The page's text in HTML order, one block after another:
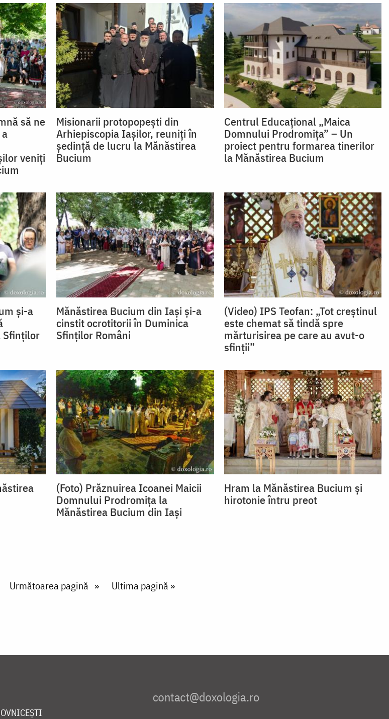
să ne
veniți
Misionarii protopopești din
Arhiepiscopia Iașilor, reuniți în
ședință de lucru la Mănăstirea
Bucium
Centrul Educațional „Maica
Domnului Prodromița” – Un
proiect pentru formarea tinerilor
la Mănăstirea Bucium
și-a
Sfinților
Mănăstirea Bucium din Iași și-a
cinstit ocrotitorii în Duminica
Sfinților Români
(Video) IPS Teofan: „Tot creștinul
este chemat să tindă spre
mărturisirea pe care au avut-o
sfinții”
(Foto) Prăznuirea Icoanei Maicii
Domnului Prodromița la
Mănăstirea Bucium din Iași
Hram la Mănăstirea Bucium și
hirotonie întru preot
Next page
Următoarea pagină Last page
Ultima pagină »